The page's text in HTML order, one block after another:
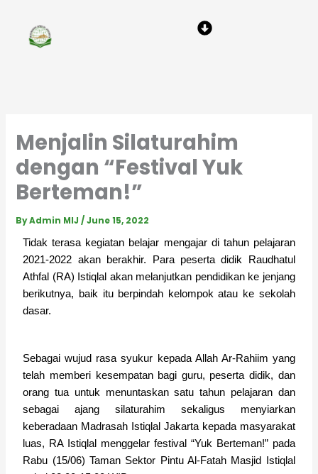
content
Menu
Menjalin Silaturahim
dengan “Festival Yuk
Berteman!”
ByAdmin MIJ/June 15, 2022
Tidak terasa kegiatan belajar mengajar di tahun pelajaran
2021-2022 akan berakhir. Para peserta didik Raudhatul
Athfal (RA) Istiqlal akan melanjutkan pendidikan ke jenjang
berikutnya, baik itu berpindah kelompok atau ke sekolah
dasar.
Sebagai wujud rasa syukur kepada Allah Ar-Rahiim yang
telah memberi kesempatan bagi guru, peserta didik, dan
orang tua untuk menuntaskan satu tahun pelajaran dan
sebagai ajang silaturahim sekaligus menyiarkan
keberadaan Madrasah Istiqlal Jakarta kepada masyarakat
luas, RA Istiqlal menggelar festival “Yuk Berteman!” pada
Rabu (15/06) Taman Sektor Pintu Al-Fatah Masjid Istiqlal